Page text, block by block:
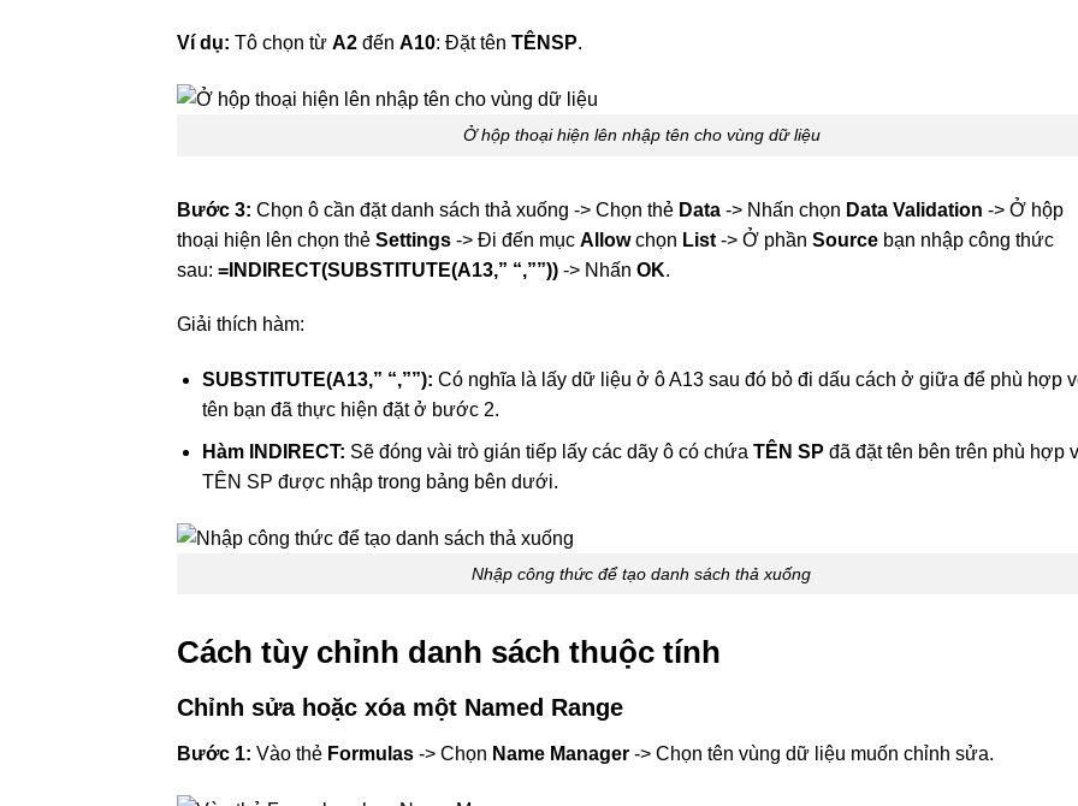
Ví dụ: Tô chọn từ A2 đến A10: Đặt tên TÊNSP.
Ở hộp thoại hiện lên nhập tên cho vùng dữ liệu
Bước 3: Chọn ô cần đặt danh sách thả xuống -> Chọn thẻ Data -> Nhấn chọn Data Validation -> Ở hộp
thoại hiện lên chọn thẻ Settings -> Đi đến mục Allowchọn List -> Ở phần Source bạn nhập công thức
sau: =INDIRECT(SUBSTITUTE(A13,” “,””)) -> Nhấn OK.
Giải thích hàm:
SUBSTITUTE(A13,” “,””): Có nghĩa là lấy dữ liệu ở ô A13 sau đó bỏ đi dấu cách ở giữa để phù hợp
tên bạn đã thực hiện đặt ở bước 2.
Hàm INDIRECT: Sẽ đóng vài trò gián tiếp lấy các dãy ô có chứa TÊN SP đã đặt tên bên trên phù hợp
TÊN SP được nhập trong bảng bên dưới.
Nhập công thức để tạo danh sách thả xuống
Cách tùy chỉnh danh sách thuộc tính
Chỉnh sửa hoặc xóa một Named Range
Bước 1: Vào thẻ Formulas -> Chọn Name Manager -> Chọn tên vùng dữ liệu muốn chỉnh sửa.